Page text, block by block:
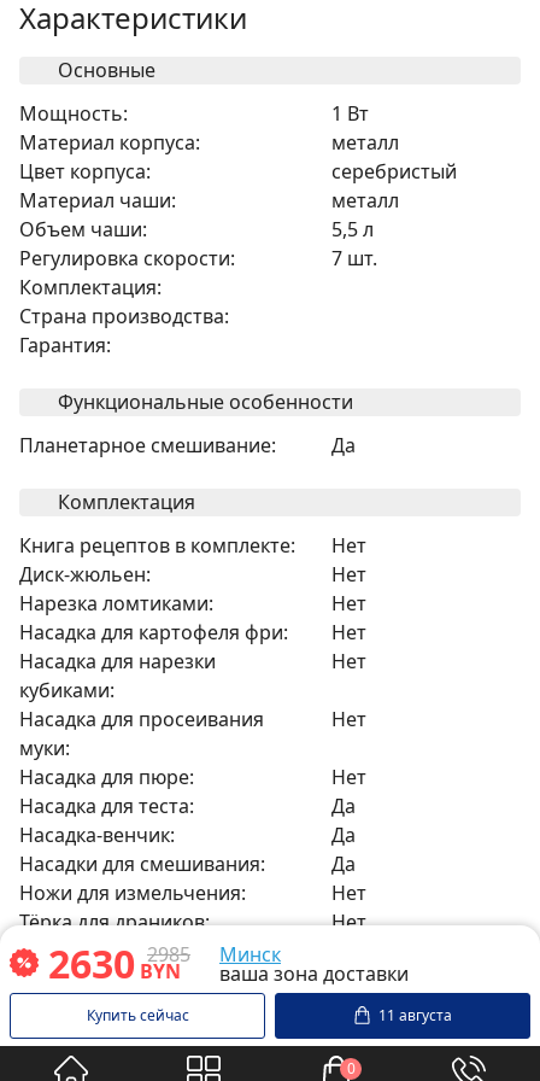
2630 BYN
2985 Минск
ваша зона доставки
Купить сейчас 11 августа
Характеристики
Основные
Мощность:
1 Вт
Материал корпуса:
металл
Цвет корпуса:
серебристый
Материал чаши:
металл
Объем чаши:
5,5 л
Регулировка скорости:
7 шт.
Комплектация:
Страна производства:
Гарантия:
Функциональные особенности
Планетарное смешивание:
Да
Комплектация
Книга рецептов в комплекте:
Нет
Диск-жюльен:
Нет
Нарезка ломтиками:
Нет
Насадка для картофеля фри:
Нет
Насадка для нарезки
кубиками:
Нет
Насадка для просеивания
муки:
Нет
Насадка для пюре:
Нет
Насадка для теста:
Да
Насадка-венчик:
Да
Насадки для смешивания:
Да
Ножи для измельчения:
Нет
Тёрка для драников:
Нет
Блендер:
Измельчитель/терка:
Нет
Кофемолка/мельница для
круп:
Нет
Мясорубка: Нет
0